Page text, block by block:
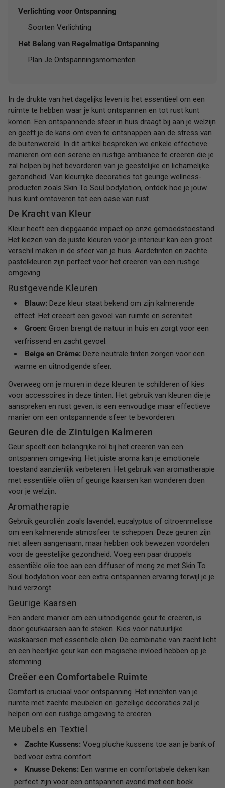
Verlichting voor Ontspanning
Soorten Verlichting
Het Belang van Regelmatige Ontspanning
Plan Je Ontspanningsmomenten
In de drukte van het dagelijks leven is het essentieel om een
ruimte te hebben waar je kunt ontspannen en tot rust kunt
komen. Een ontspannende sfeer in huis draagt bij aan je welzijn
en geeft je de kans om even te ontsnappen aan de stress van
de buitenwereld. In dit artikel bespreken we enkele effectieve
manieren om een serene en rustige ambiance te creëren die je
zal helpen bij het bevorderen van je geestelijke en lichamelijke
gezondheid. Van kleurrijke decoraties tot geurige wellness-
producten zoals Skin To Soul bodylotion, ontdek hoe je jouw
huis kunt omtoveren tot een oase van rust.
De Kracht van Kleur
Kleur heeft een diepgaande impact op onze gemoedstoestand.
Het kiezen van de juiste kleuren voor je interieur kan een groot
verschil maken in de sfeer van je huis. Aardetinten en zachte
pastelkleuren zijn perfect voor het creëren van een rustige
omgeving.
Rustgevende Kleuren
Blauw: Deze kleur staat bekend om zijn kalmerende
effect. Het creëert een gevoel van ruimte en sereniteit.
Groen: Groen brengt de natuur in huis en zorgt voor een
verfrissend en zacht gevoel.
Beige en Crème: Deze neutrale tinten zorgen voor een
warme en uitnodigende sfeer.
Overweeg om je muren in deze kleuren te schilderen of kies
voor accessoires in deze tinten. Het gebruik van kleuren die je
aanspreken en rust geven, is een eenvoudige maar effectieve
manier om een ontspannende sfeer te bevorderen.
Geuren die de Zintuigen Kalmeren
Geur speelt een belangrijke rol bij het creëren van een
ontspannen omgeving. Het juiste aroma kan je emotionele
toestand aanzienlijk verbeteren. Het gebruik van aromatherapie
met essentiële oliën of geurige kaarsen kan wonderen doen
voor je welzijn.
Aromatherapie
Gebruik geuroliën zoals lavendel, eucalyptus of citroenmelisse
om een kalmerende atmosfeer te scheppen. Deze geuren zijn
niet alleen aangenaam, maar hebben ook bewezen voordelen
voor de geestelijke gezondheid. Voeg een paar druppels
essentiële olie toe aan een diffuser of meng ze met Skin To
Soul bodylotion voor een extra ontspannen ervaring terwijl je je
huid verzorgt.
Geurige Kaarsen
Een andere manier om een uitnodigende geur te creëren, is
door geurkaarsen aan te steken. Kies voor natuurlijke
waskaarsen met essentiële oliën. De combinatie van zacht licht
en een heerlijke geur kan een magische invloed hebben op je
stemming.
Creëer een Comfortabele Ruimte
Comfort is cruciaal voor ontspanning. Het inrichten van je
ruimte met zachte meubelen en gezellige decoraties zal je
helpen om een rustige omgeving te creëren.
Meubels en Textiel
Zachte Kussens: Voeg pluche kussens toe aan je bank of
bed voor extra comfort.
Knusse Dekens: Een warme en comfortabele deken kan
perfect zijn voor een ontspannen avond met een boek.